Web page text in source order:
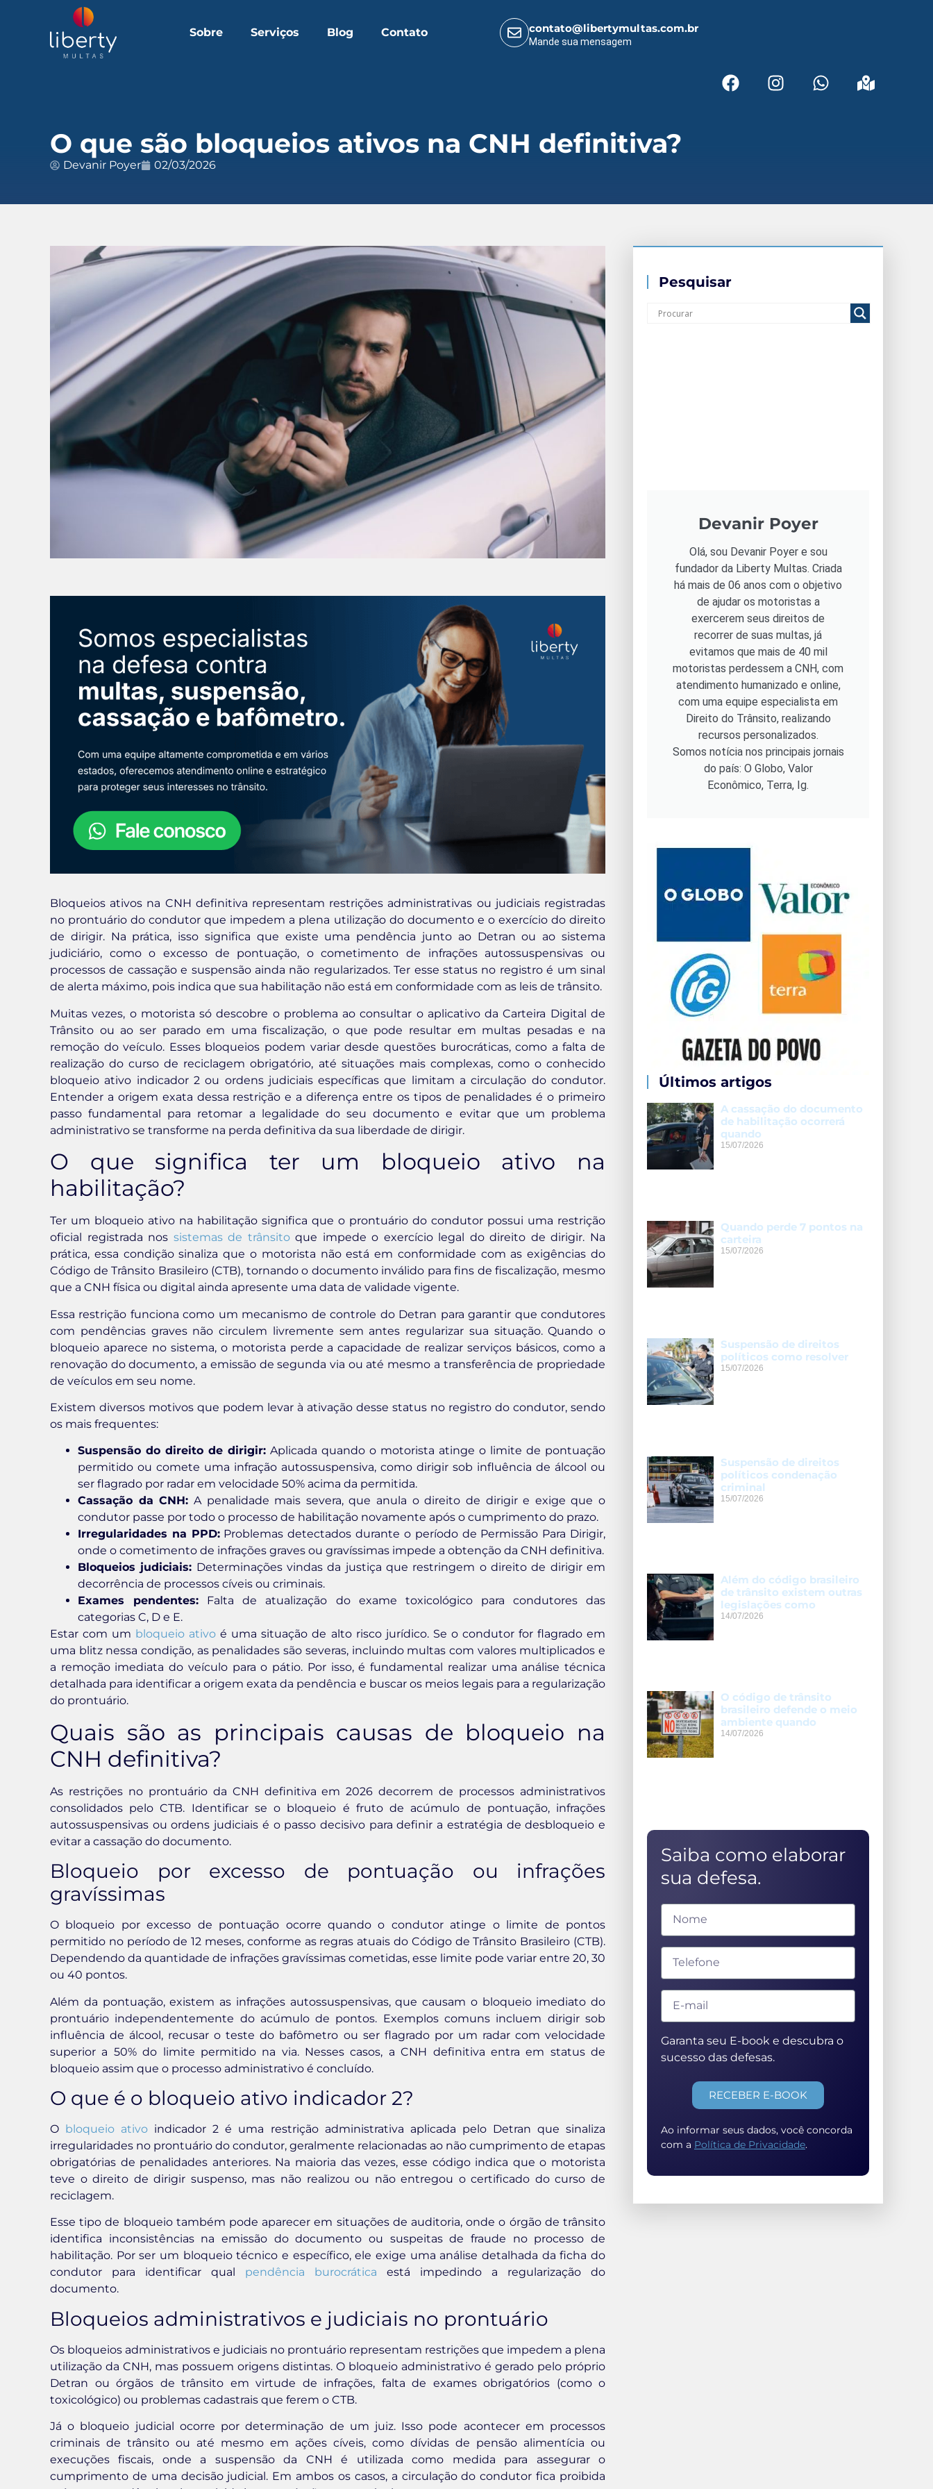
Sobre Serviços Blog Contato contato@libertymultas.com.br
Mande sua mensagem
O que são bloqueios ativos na CNH definitiva?
Devanir Poyer 02/03/2026
Bloqueios ativos na CNH definitiva representam restrições administrativas ou judiciais registradas
no prontuário do condutor que impedem a plena utilização do documento e o exercício do direito
de dirigir. Na prática, isso significa que existe uma pendência junto ao Detran ou ao sistema
judiciário, como o excesso de pontuação, o cometimento de infrações autossuspensivas ou
processos de cassação e suspensão ainda não regularizados. Ter esse status no registro é um sinal
de alerta máximo, pois indica que sua habilitação não está em conformidade com as leis de trânsito.
Muitas vezes, o motorista só descobre o problema ao consultar o aplicativo da Carteira Digital de
Trânsito ou ao ser parado em uma fiscalização, o que pode resultar em multas pesadas e na
remoção do veículo. Esses bloqueios podem variar desde questões burocráticas, como a falta de
realização do curso de reciclagem obrigatório, até situações mais complexas, como o conhecido
bloqueio ativo indicador 2 ou ordens judiciais específicas que limitam a circulação do condutor.
Entender a origem exata dessa restrição e a diferença entre os tipos de penalidades é o primeiro
passo fundamental para retomar a legalidade do seu documento e evitar que um problema
administrativo se transforme na perda definitiva da sua liberdade de dirigir.
O que significa ter um bloqueio ativo na
habilitação?
Ter um bloqueio ativo na habilitação significa que o prontuário do condutor possui uma restrição
oficial registrada nos sistemas de trânsitoque impede o exercício legal do direito de dirigir. Na
prática, essa condição sinaliza que o motorista não está em conformidade com as exigências do
Código de Trânsito Brasileiro (CTB), tornando o documento inválido para fins de fiscalização, mesmo
que a CNH física ou digital ainda apresente uma data de validade vigente.
Essa restrição funciona como um mecanismo de controle do Detran para garantir que condutores
com pendências graves não circulem livremente sem antes regularizar sua situação. Quando o
bloqueio aparece no sistema, o motorista perde a capacidade de realizar serviços básicos, como a
renovação do documento, a emissão de segunda via ou até mesmo a transferência de propriedade
de veículos em seu nome.
Existem diversos motivos que podem levar à ativação desse status no registro do condutor, sendo
os mais frequentes:
Suspensão do direito de dirigir: Aplicada quando o motorista atinge o limite de pontuação
permitido ou comete uma infração autossuspensiva, como dirigir sob influência de álcool ou
ser flagrado por radar em velocidade 50% acima da permitida.
Cassação da CNH: A penalidade mais severa, que anula o direito de dirigir e exige que o
condutor passe por todo o processo de habilitação novamente após o cumprimento do prazo.
Irregularidades na PPD:Problemas detectados durante o período de Permissão Para Dirigir,
onde o cometimento de infrações graves ou gravíssimas impede a obtenção da CNH definitiva.
Bloqueios judiciais: Determinações vindas da justiça que restringem o direito de dirigir em
decorrência de processos cíveis ou criminais.
Exames pendentes: Falta de atualização do exame toxicológico para condutores das
categorias C, D e E.
Estar com um bloqueio ativo é uma situação de alto risco jurídico. Se o condutor for flagrado em
uma blitz nessa condição, as penalidades são severas, incluindo multas com valores multiplicados e
a remoção imediata do veículo para o pátio. Por isso, é fundamental realizar uma análise técnica
detalhada para identificar a origem exata da pendência e buscar os meios legais para a regularização
do prontuário.
Quais são as principais causas de bloqueio na
CNH definitiva?
As restrições no prontuário da CNH definitiva em 2026 decorrem de processos administrativos
consolidados pelo CTB. Identificar se o bloqueio é fruto de acúmulo de pontuação, infrações
autossuspensivas ou ordens judiciais é o passo decisivo para definir a estratégia de desbloqueio e
evitar a cassação do documento.
Bloqueio por excesso de pontuação ou infrações
gravíssimas
O bloqueio por excesso de pontuação ocorre quando o condutor atinge o limite de pontos
permitido no período de 12 meses, conforme as regras atuais do Código de Trânsito Brasileiro (CTB).
Dependendo da quantidade de infrações gravíssimas cometidas, esse limite pode variar entre 20, 30
ou 40 pontos.
Além da pontuação, existem as infrações autossuspensivas, que causam o bloqueio imediato do
prontuário independentemente do acúmulo de pontos. Exemplos comuns incluem dirigir sob
influência de álcool, recusar o teste do bafômetro ou ser flagrado por um radar com velocidade
superior a 50% do limite permitido na via. Nesses casos, a CNH definitiva entra em status de
bloqueio assim que o processo administrativo é concluído.
O que é o bloqueio ativo indicador 2?
O bloqueio ativo indicador 2 é uma restrição administrativa aplicada pelo Detran que sinaliza
irregularidades no prontuário do condutor, geralmente relacionadas ao não cumprimento de etapas
obrigatórias de penalidades anteriores. Na maioria das vezes, esse código indica que o motorista
teve o direito de dirigir suspenso, mas não realizou ou não entregou o certificado do curso de
reciclagem.
Esse tipo de bloqueio também pode aparecer em situações de auditoria, onde o órgão de trânsito
identifica inconsistências na emissão do documento ou suspeitas de fraude no processo de
habilitação. Por ser um bloqueio técnico e específico, ele exige uma análise detalhada da ficha do
condutor para identificar qual pendência burocrática está impedindo a regularização do
documento.
Bloqueios administrativos e judiciais no prontuário
Os bloqueios administrativos e judiciais no prontuário representam restrições que impedem a plena
utilização da CNH, mas possuem origens distintas. O bloqueio administrativo é gerado pelo próprio
Detran ou órgãos de trânsito em virtude de infrações, falta de exames obrigatórios (como o
toxicológico) ou problemas cadastrais que ferem o CTB.
Já o bloqueio judicial ocorre por determinação de um juiz. Isso pode acontecer em processos
criminais de trânsito ou até mesmo em ações cíveis, como dívidas de pensão alimentícia ou
execuções fiscais, onde a suspensão da CNH é utilizada como medida para assegurar o
cumprimento de uma decisão judicial. Em ambos os casos, a circulação do condutor fica proibida
Pesquisar
Devanir Poyer
Olá, sou Devanir Poyer e sou
fundador da Liberty Multas. Criada
há mais de 06 anos com o objetivo
de ajudar os motoristas a
exercerem seus direitos de
recorrer de suas multas, já
evitamos que mais de 40 mil
motoristas perdessem a CNH, com
atendimento humanizado e online,
com uma equipe especialista em
Direito do Trânsito, realizando
recursos personalizados.
Somos notícia nos principais jornais
do país: O Globo, Valor
Econômico, Terra, Ig.
Últimos artigos
A cassação do documento
de habilitação ocorrerá
quando
15/07/2026
Quando perde 7 pontos na
carteira
15/07/2026
Suspensão de direitos
políticos como resolver
15/07/2026
Suspensão de direitos
políticos condenação
criminal
15/07/2026
Além do código brasileiro
de trânsito existem outras
legislações como
14/07/2026
O código de trânsito
brasileiro defende o meio
ambiente quando
14/07/2026
Saiba como elaborar
sua defesa.
Garanta seu E-book e descubra o
sucesso das defesas.
RECEBER E-BOOK
Ao informar seus dados, você concorda
com a Política de Privacidade.